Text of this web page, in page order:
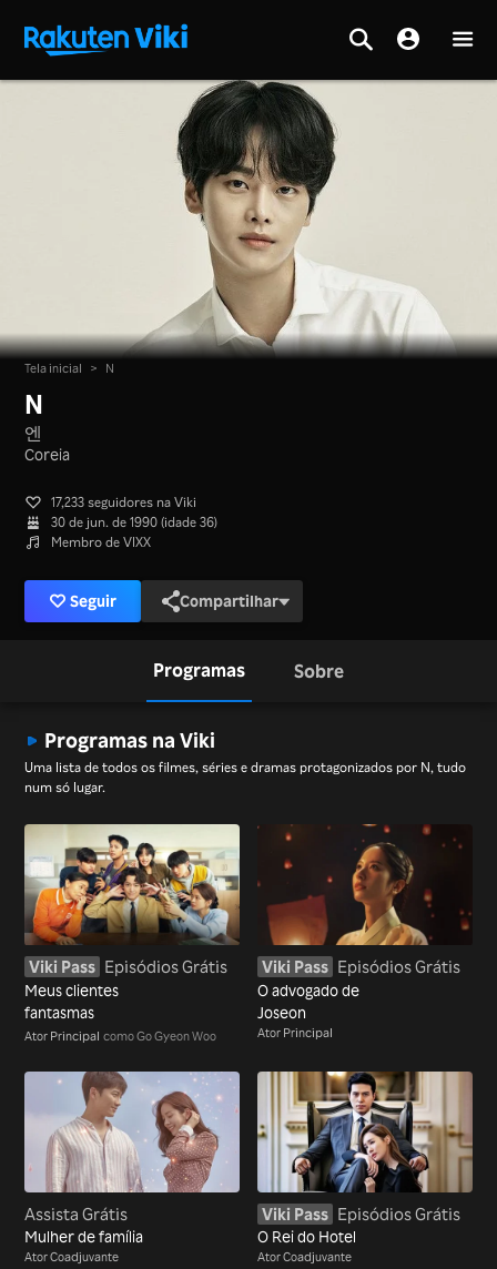
Tela inicial > N
N
엔
Coreia
17,233 seguidores na Viki
30 de jun. de 1990 (idade 36)
Membro de VIXX
Seguir Compartilhar
Programas Sobre
Programas na Viki
Uma lista de todos os filmes, séries e dramas protagonizados por N, tudo
num só lugar.
Viki Pass Episódios Grátis
Meus clientes
fantasmas
Ator Principal como Go Gyeon Woo
Viki Pass Episódios Grátis
O advogado de
Joseon
Ator Principal
Assista Grátis
Mulher de família
Ator Coadjuvante
Viki Pass Episódios Grátis
O Rei do Hotel
Ator Coadjuvante